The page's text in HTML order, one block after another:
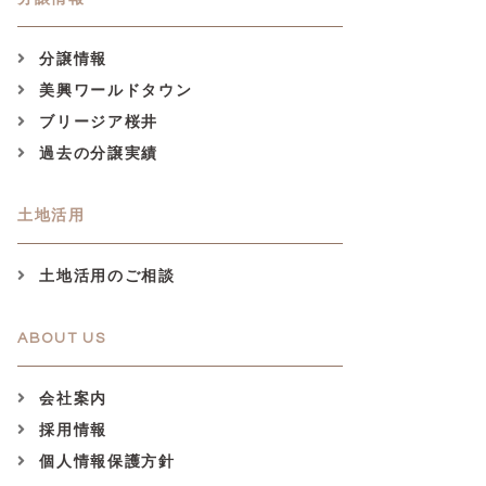
分譲情報
美興ワールドタウン
ブリージア桜井
過去の分譲実績
土地活用
土地活用のご相談
ABOUT US
会社案内
採用情報
個人情報保護方針